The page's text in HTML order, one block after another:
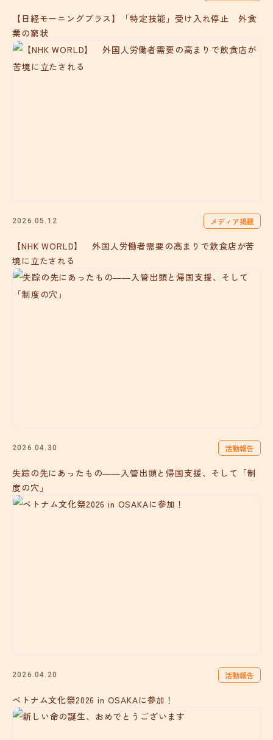
【日経モーニングプラス】「特定技能」受け入れ停止 外食
業の窮状
2026.05.12 メディア掲載
【NHK WORLD】 外国人労働者需要の高まりで飲食店が苦
境に立たされる
2026.04.30 活動報告
失踪の先にあったもの――入管出頭と帰国支援、そして「制
度の穴」
2026.04.20 活動報告
ベトナム文化祭2026 in OSAKAに参加！